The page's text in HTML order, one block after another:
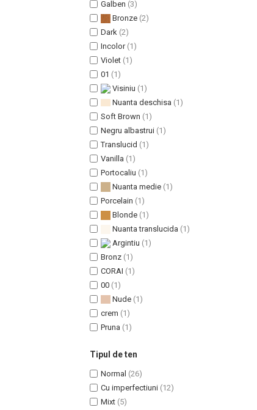
Sampoane Colorante
Par Uscat / Deteriorat
Galben (3)
Bronze (2)
Dark (2)
Incolor (1)
Violet (1)
01 (1)
Visiniu (1)
Nuanta deschisa (1)
Soft Brown (1)
Negru albastrui (1)
Translucid (1)
Vanilla (1)
Portocaliu (1)
Nuanta medie (1)
Porcelain (1)
Blonde (1)
Nuanta translucida (1)
Argintiu (1)
Bronz (1)
CORAI (1)
00 (1)
Nude (1)
crem (1)
Pruna (1)
Tipul de ten
Normal (26)
Cu imperfectiuni (12)
Mixt (5)